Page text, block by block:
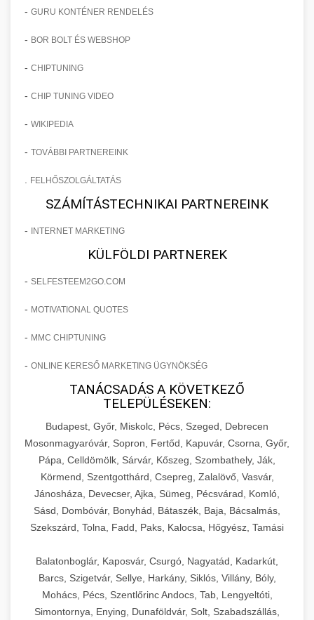
- GURU KONTÉNER RENDELÉS
- BOR BOLT ÉS WEBSHOP
- CHIPTUNING
- CHIP TUNING VIDEO
- WIKIPEDIA
- TOVÁBBI PARTNEREINK
FELHŐSZOLGÁLTATÁS
SZÁMÍTÁSTECHNIKAI PARTNEREINK
- INTERNET MARKETING
KÜLFÖLDI PARTNEREK
- SELFESTEEM2GO.COM
- MOTIVATIONAL QUOTES
- MMC CHIPTUNING
- ONLINE KERESŐ MARKETING ÜGYNÖKSÉG
TANÁCSADÁS A KÖVETKEZŐ
TELEPÜLÉSEKEN:
Budapest, Győr, Miskolc, Pécs, Szeged, Debrecen
Mosonmagyaróvár, Sopron, Fertőd, Kapuvár, Csorna, Győr,
Pápa, Celldömölk, Sárvár, Kőszeg, Szombathely, Ják,
Körmend, Szentgotthárd, Csepreg, Zalalövő, Vasvár,
Jánosháza, Devecser, Ajka, Sümeg, Pécsvárad, Komló,
Sásd, Dombóvár, Bonyhád, Bátaszék, Baja, Bácsalmás,
Szekszárd, Tolna, Fadd, Paks, Kalocsa, Hőgyész, Tamási
Balatonboglár, Kaposvár, Csurgó, Nagyatád, Kadarkút,
Barcs, Szigetvár, Sellye, Harkány, Siklós, Villány, Bóly,
Mohács, Pécs, Szentlőrinc Andocs, Tab, Lengyeltóti,
Simontornya, Enying, Dunaföldvár, Solt, Szabadszállás,